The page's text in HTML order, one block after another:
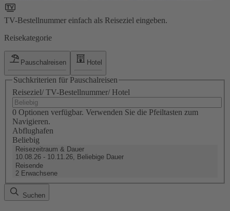
TV-Bestellnummer einfach als Reiseziel eingeben.
Reisekategorie
Pauschalreisen Hotel
Suchkriterien für Pauschalreisen
Reiseziel/ TV-Bestellnummer/ Hotel
0 Optionen verfügbar. Verwenden Sie die Pfeiltasten zum
Navigieren.
Abflughafen
Beliebig
Reisezeitraum & Dauer
10.08.26 - 10.11.26, Beliebige Dauer
Reisende
2 Erwachsene
Suchen